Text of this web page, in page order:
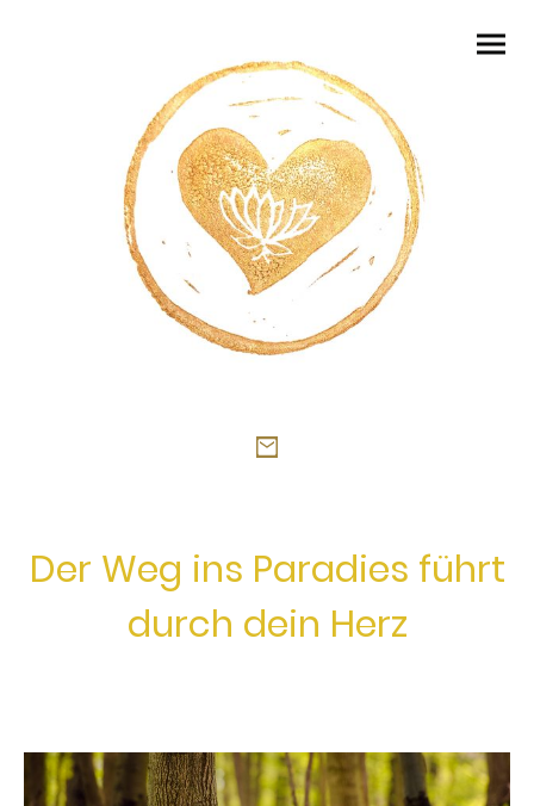
Der Weg ins Paradies führt
durch dein Herz